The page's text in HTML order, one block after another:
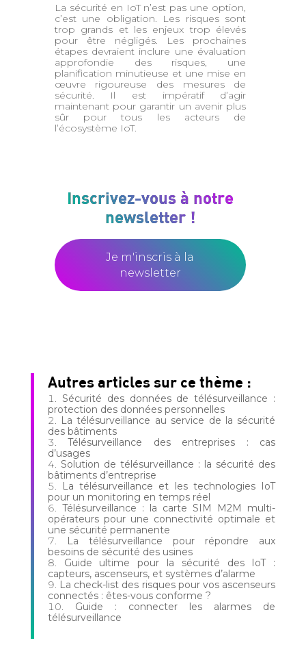
La sécurité en IoT n’est pas une option,
c’est une obligation. Les risques sont
trop grands et les enjeux trop élevés
pour être négligés. Les prochaines
étapes devraient inclure une évaluation
approfondie des risques, une
planification minutieuse et une mise en
œuvre rigoureuse des mesures de
sécurité. Il est impératif d’agir
maintenant pour garantir un avenir plus
sûr pour tous les acteurs de
l’écosystème IoT.
Inscrivez-vous à notre
newsletter !
Je m'inscris à la
newsletter
Autres articles sur ce thème :
Sécurité des données de télésurveillance :
protection des données personnelles
La télésurveillance au service de la sécurité
des bâtiments
Télésurveillance des entreprises : cas
d’usages
Solution de télésurveillance : la sécurité des
bâtiments d’entreprise
La télésurveillance et les technologies IoT
pour un monitoring en temps réel
Télésurveillance : la carte SIM M2M multi-
opérateurs pour une connectivité optimale et
une sécurité permanente
La télésurveillance pour répondre aux
besoins de sécurité des usines
Guide ultime pour la sécurité des IoT :
capteurs, ascenseurs, et systèmes d’alarme
La check-list des risques pour vos ascenseurs
connectés : êtes-vous conforme ?
Guide : connecter les alarmes de
télésurveillance